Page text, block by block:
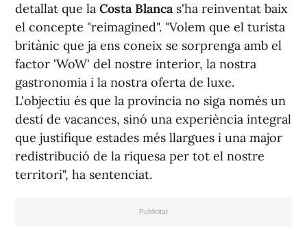
detallat que la Costa Blanca s'ha reinventat baix
el concepte "reimagined". "Volem que el turista
britànic que ja ens coneix se sorprenga amb el
factor 'WoW' del nostre interior, la nostra
gastronomia i la nostra oferta de luxe.
L'objectiu és que la província no siga només un
destí de vacances, sinó una experiència integral
que justifique estades més llargues i una major
redistribució de la riquesa per tot el nostre
territori", ha sentenciat.